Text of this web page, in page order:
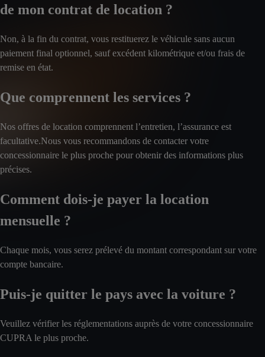
de mon contrat de location ?
Non, à la fin du contrat, vous restituerez le véhicule sans aucun
paiement final optionnel, sauf excédent kilométrique et/ou frais de
remise en état.
Que comprennent les services ?
Nos offres de location comprennent l’entretien, l’assurance est
facultative.Nous vous recommandons de contacter votre
concessionnaire le plus proche pour obtenir des informations plus
précises.
Comment dois-je payer la location
mensuelle ?
Chaque mois, vous serez prélevé du montant correspondant sur votre
compte bancaire.
Puis-je quitter le pays avec la voiture ?
Veuillez vérifier les réglementations auprès de votre concessionnaire
CUPRA le plus proche.